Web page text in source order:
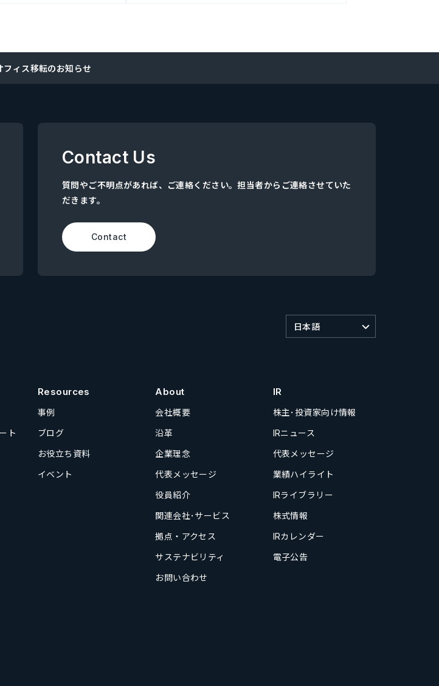
ィス移転のお知らせ
Contact Us
質問やご不明点があれば、ご連絡ください。担当者からご連絡させていた
だきます。
Contact
日本語
ト
Resources
事例
ブログ
お役立ち資料
イベント
About
会社概要
沿革
企業理念
代表メッセージ
役員紹介
関連会社･サービス
拠点・アクセス
サステナビリティ
お問い合わせ
IR
株主･投資家向け情報
IRニュース
代表メッセージ
業績ハイライト
IRライブラリー
株式情報
IRカレンダー
電子公告